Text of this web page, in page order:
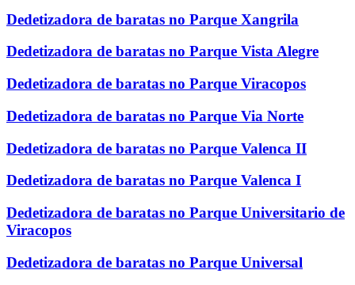
Dedetizadora de baratas no Parque Xangrila
Dedetizadora de baratas no Parque Vista Alegre
Dedetizadora de baratas no Parque Viracopos
Dedetizadora de baratas no Parque Via Norte
Dedetizadora de baratas no Parque Valenca II
Dedetizadora de baratas no Parque Valenca I
Dedetizadora de baratas no Parque Universitario de
Viracopos
Dedetizadora de baratas no Parque Universal